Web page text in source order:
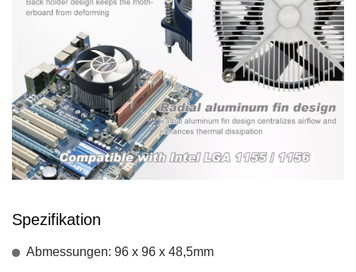
Spezifikation
Abmessungen: 96 x 96 x 48,5mm